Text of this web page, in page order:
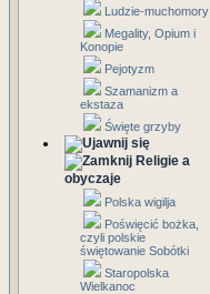
Ludzie-muchomory
Megality, Opium i
Konopie
Pejotyzm
Szamanizm a
ekstaza
Święte grzyby
Religie a
obyczaje
Polska wigilja
Poświęcić bożka,
czyli polskie
świętowanie Sobótki
Staropolska
Wielkanoc